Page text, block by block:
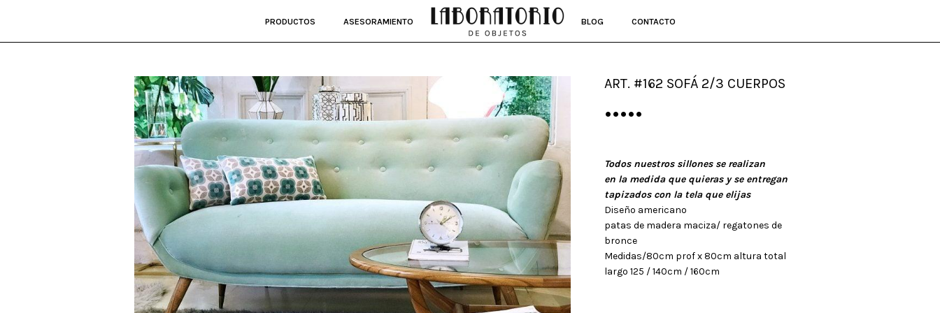
PRODUCTOS ASESORAMIENTO BLOG CONTACTO
ART. #162 SOFÁ 2/3 CUERPOS
•••••
Todos nuestros sillones se realizan
en la medida que quieras y se entregan
tapizados con la tela que elijas
Diseño americano
patas de madera maciza/ regatones de
bronce
Medidas/80cm prof x 80cm altura total
largo 125 / 140cm / 160cm